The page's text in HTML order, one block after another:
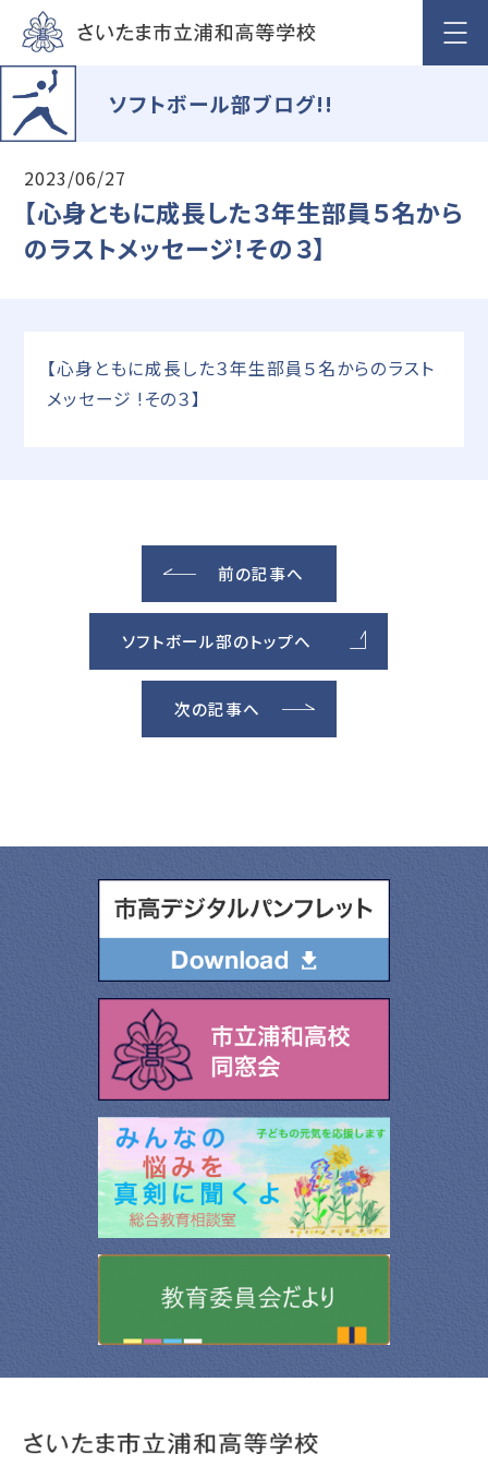
ソフトボール部ブログ!!
2023/06/27
【心身ともに成長した３年生部員５名から
のラストメッセージ！その３】
【心身ともに成長した３年生部員５名からのラスト
メッセージ !その３】
前の記事へ
ソフトボール部のトップへ
次の記事へ